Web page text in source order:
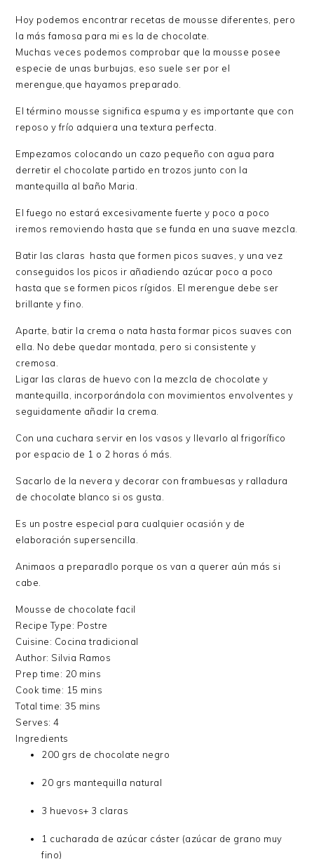
Hoy podemos encontrar recetas de mousse diferentes, pero
la más famosa para mi es la de chocolate.
Muchas veces podemos comprobar que la mousse posee
especie de unas burbujas, eso suele ser por el
merengue,que hayamos preparado.
El término mousse significa espuma y es importante que con
reposo y frío adquiera una textura perfecta.
Empezamos colocando un cazo pequeño con agua para
derretir el chocolate partido en trozos junto con la
mantequilla al baño Maria.
El fuego no estará excesivamente fuerte y poco a poco
iremos removiendo hasta que se funda en una suave mezcla.
Batir las claras hasta que formen picos suaves, y una vez
conseguidos los picos ir añadiendo azúcar poco a poco
hasta que se formen picos rígidos. El merengue debe ser
brillante y fino.
Aparte, batir la crema o nata hasta formar picos suaves con
ella. No debe quedar montada, pero si consistente y
cremosa.
Ligar las claras de huevo con la mezcla de chocolate y
mantequilla, incorporándola con movimientos envolventes y
seguidamente añadir la crema.
Con una cuchara servir en los vasos y llevarlo al frigorífico
por espacio de 1 o 2 horas ó más.
Sacarlo de la nevera y decorar con frambuesas y ralladura
de chocolate blanco si os gusta.
Es un postre especial para cualquier ocasión y de
elaboración supersencilla.
Animaos a preparadlo porque os van a querer aún más si
cabe.
Mousse de chocolate facil
Recipe Type: Postre
Cuisine: Cocina tradicional
Author: Silvia Ramos
Prep time: 20 mins
Cook time: 15 mins
Total time: 35 mins
Serves:4
Ingredients
200 grs de chocolate negro
20 grs mantequilla natural
3 huevos+ 3 claras
1 cucharada de azúcar cáster (azúcar de grano muy
fino)